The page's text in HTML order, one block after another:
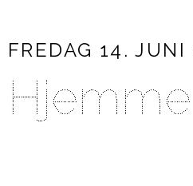
FREDAG 14. JUNI